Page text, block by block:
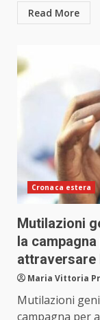
Read More
Cronaca estera
Mutilazioni
la
attraversare
Maria Vittoria
Mutilazioni
campagna per